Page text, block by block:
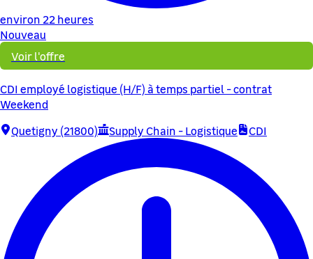
environ 22 heures
Nouveau
Voir l'offre
CDI employé logistique (H/F) à temps partiel - contrat
Weekend
Quetigny (21800)
Supply Chain - Logistique CDI